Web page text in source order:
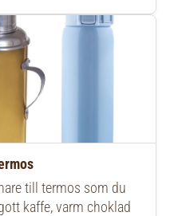
till termos som du
kaffe, varm choklad